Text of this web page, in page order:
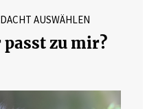
AUSWÄHLEN
zu mir?